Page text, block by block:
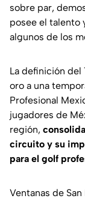
sobre par,
posee el talento
algunos de los
La definición del
oro a una
Profesional
jugadores de
región,
circuito y su
para el golf
Ventanas de